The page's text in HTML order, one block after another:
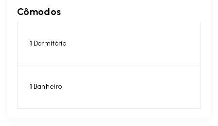
Cômodos
1 Dormitório
1 Banheiro